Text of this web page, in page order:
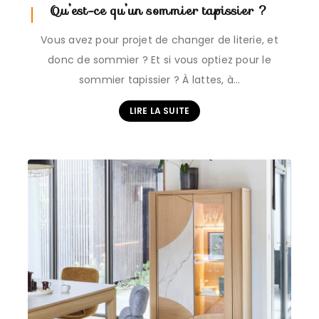
Qu’est-ce qu’un sommier tapissier ?
Vous avez pour projet de changer de literie, et
donc de sommier ? Et si vous optiez pour le
sommier tapissier ? À lattes, à…
LIRE LA SUITE